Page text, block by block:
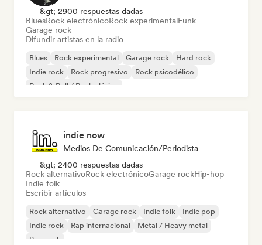
&gt; 2900 respuestas dadas
BluesRock electrónicoRock experimentalFunk
Garage rock
Difundir artistas en la radio
Blues Rock experimental Garage rock
Hard rock
Indie rock
Rock progresivo
Rock psicodélico
Rock & Roll / Rock clásico
indie now
Medios De Comunicación/Periodista
&gt; 2400 respuestas dadas
Rock alternativoRock electrónicoGarage rockHip-hop
Indie folk
Escribir artículos
Rock alternativo Garage rock Indie folk
Indie pop
Indie rock
Rap internacional
Metal / Heavy metal
Pop rock